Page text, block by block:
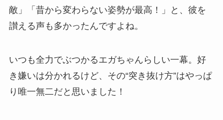
敵」「昔から変わらない姿勢が最高！」と、彼を
讃える声も多かったんですよね。
いつも全力でぶつかるエガちゃんらしい一幕。好
き嫌いは分かれるけど、その“突き抜け方”はやっぱ
り唯一無二だと思いました！